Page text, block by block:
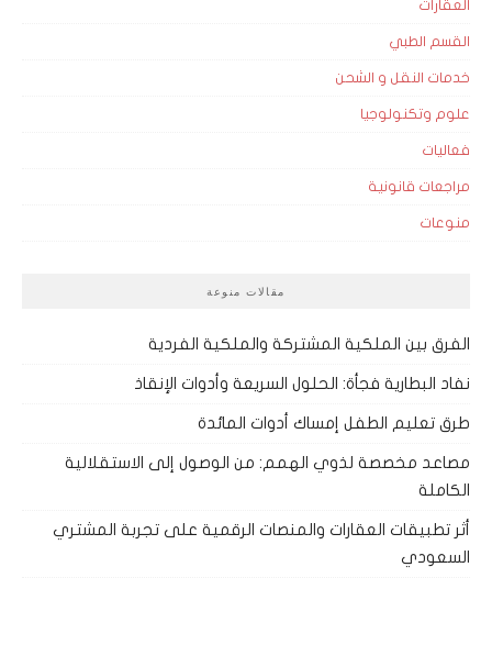
العقارات
القسم الطبي
خدمات النقل و الشحن
علوم وتكنولوجيا
فعاليات
مراجعات قانونية
منوعات
مقالات منوعة
الفرق بين الملكية المشتركة والملكية الفردية
نفاد البطارية فجأة: الحلول السريعة وأدوات الإنقاذ
طرق تعليم الطفل إمساك أدوات المائدة
مصاعد مخصصة لذوي الهمم: من الوصول إلى الاستقلالية
الكاملة
أثر تطبيقات العقارات والمنصات الرقمية على تجربة المشتري
السعودي